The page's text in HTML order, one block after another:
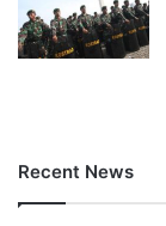
Recent News